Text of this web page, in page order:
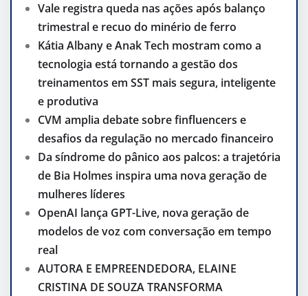
Vale registra queda nas ações após balanço
trimestral e recuo do minério de ferro
Kátia Albany e Anak Tech mostram como a
tecnologia está tornando a gestão dos
treinamentos em SST mais segura, inteligente
e produtiva
CVM amplia debate sobre finfluencers e
desafios da regulação no mercado financeiro
Da síndrome do pânico aos palcos: a trajetória
de Bia Holmes inspira uma nova geração de
mulheres líderes
OpenAI lança GPT-Live, nova geração de
modelos de voz com conversação em tempo
real
AUTORA E EMPREENDEDORA, ELAINE
CRISTINA DE SOUZA TRANSFORMA